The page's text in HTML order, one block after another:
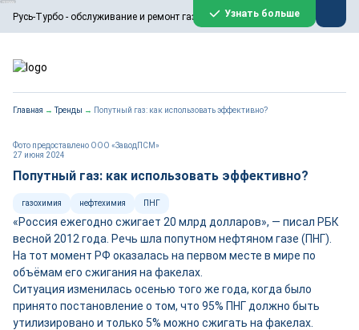
Русь-Турбо - обслуживание и ремонт газовых паровых турбин
ООО «Русь-Турбо» занимается сервисом газовых и паровых
турбин, комплексным ремонтом, восстановлением,
техническим обслуживанием оборудования ТЭС,
работают на нефтегазовых, нефтехимических,
металлургических и других предприятиях.
Реклама. ООО «Русь-Турбо», ИНН 7802588950
Перейти на сайт
Узнать больше
Главная →Тренды → Попутный газ: как использовать эффективно?
27 июня 2024
Фото предоставлено ООО «ЗаводПСМ»
Попутный газ: как использовать эффективно?
газохимия нефтехимия ПНГ
«Россия ежегодно сжигает 20 млрд долларов», — писал РБК
весной 2012 года. Речь шла попутном нефтяном газе (ПНГ).
На тот момент РФ оказалась на первом месте в мире по
объёмам его сжигания на факелах.
Ситуация изменилась осенью того же года, когда было
принято постановление о том, что 95% ПНГ должно быть
утилизировано и только 5% можно сжигать на факелах.